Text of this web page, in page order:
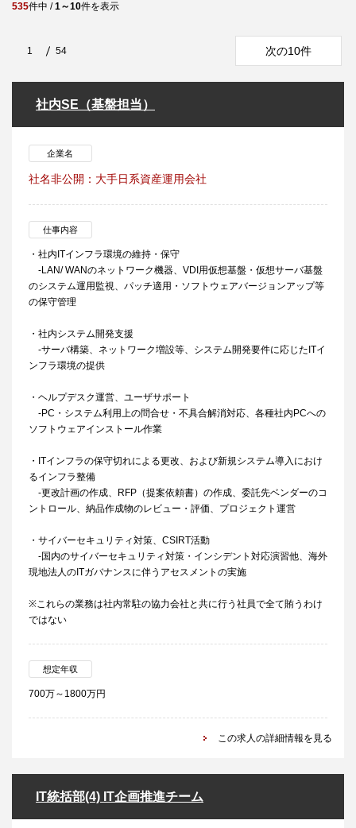
535件中 /1～10件を表示
1 54 次の10件
社内SE（基盤担当）
企業名
社名非公開：大手日系資産運用会社
仕事内容
・社内ITインフラ環境の維持・保守
-LAN/ WANのネットワーク機器、VDI用仮想基盤・仮想サーバ基盤
のシステム運用監視、パッチ適用・ソフトウェアバージョンアップ等
の保守管理
・社内システム開発支援
-サーバ構築、ネットワーク増設等、システム開発要件に応じたITイ
ンフラ環境の提供
・ヘルプデスク運営、ユーザサポート
-PC・システム利用上の問合せ・不具合解消対応、各種社内PCへの
ソフトウェアインストール作業
・ITインフラの保守切れによる更改、および新規システム導入におけ
るインフラ整備
-更改計画の作成、RFP（提案依頼書）の作成、委託先ベンダーのコ
ントロール、納品作成物のレビュー・評価、プロジェクト運営
・サイバーセキュリティ対策、CSIRT活動
-国内のサイバーセキュリティ対策・インシデント対応演習他、海外
現地法人のITガバナンスに伴うアセスメントの実施
※これらの業務は社内常駐の協力会社と共に行う社員で全て賄うわけ
ではない
想定年収
700万～1800万円
この求人の詳細情報を見る
IT統括部(4) IT企画推進チーム